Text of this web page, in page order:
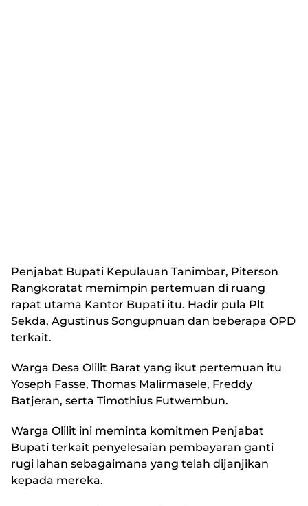
Penjabat Bupati Kepulauan Tanimbar, Piterson
Rangkoratat memimpin pertemuan di ruang
rapat utama Kantor Bupati itu. Hadir pula Plt
Sekda, Agustinus Songupnuan dan beberapa OPD
terkait.
Warga Desa Olilit Barat yang ikut pertemuan itu
Yoseph Fasse, Thomas Malirmasele, Freddy
Batjeran, serta Timothius Futwembun.
Warga Olilit ini meminta komitmen Penjabat
Bupati terkait penyelesaian pembayaran ganti
rugi lahan sebagaimana yang telah dijanjikan
kepada mereka.